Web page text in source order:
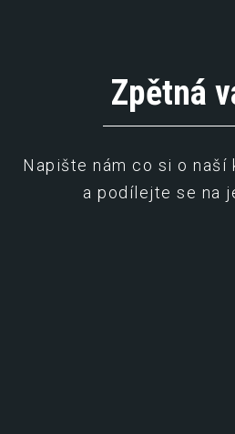
Zpětná
Napište nám co si o
a podílejte se na